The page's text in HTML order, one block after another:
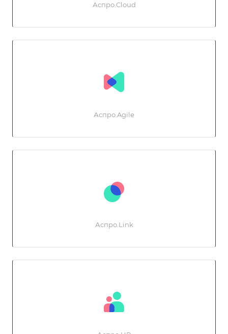
Аспро.Cloud
Аспро.Agile
Аспро.Link